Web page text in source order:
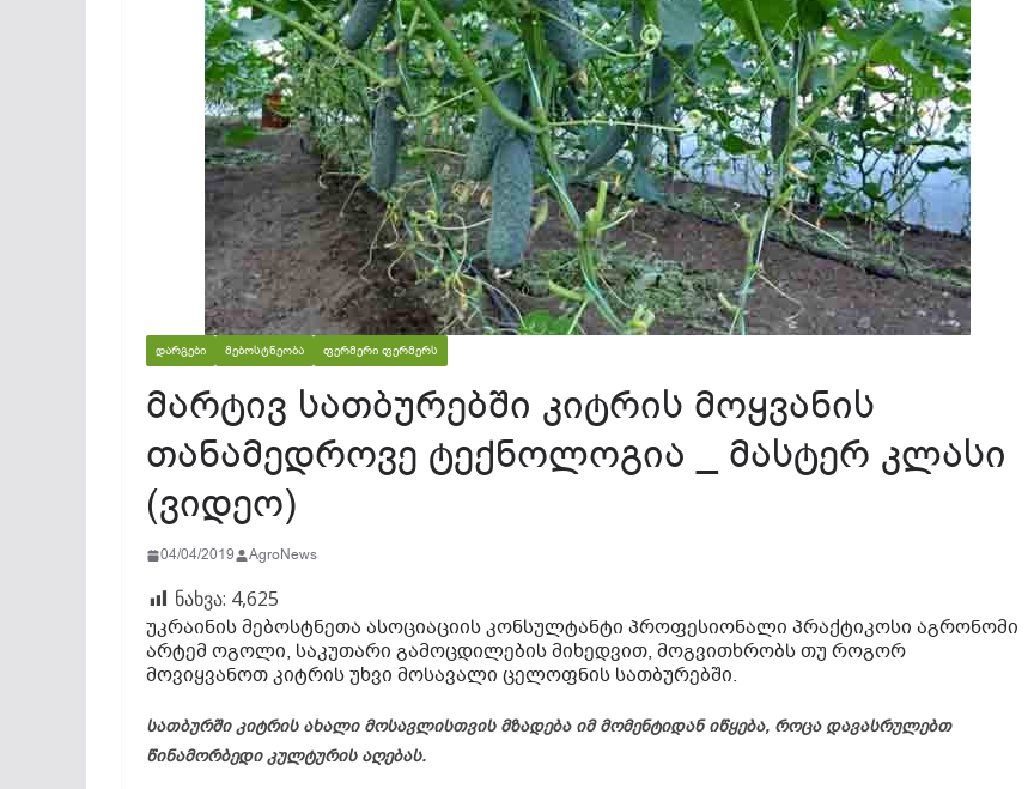
ᲓᲐᲠᲒᲔᲑᲘ ᲛᲔᲑᲝᲡᲢᲜᲔᲝᲑᲐ ᲤᲔᲠᲛᲔᲠᲘ ᲤᲔᲠᲛᲔᲠᲡ
მარტივ სათბურებში კიტრის მოყვანის
თანამედროვე ტექნოლოგია _ მასტერ კლასი
(ვიდეო)
04/04/2019 AgroNews
ნახვა: 4,625
უკრაინისმებოსტნეთა ასოციაციის კონსულტანტი პროფესიონალი პრაქტიკოსი აგრონომი
არტემ ოგოლი, საკუთარი გამოცდილების მიხედვით, მოგვითხრობს თუ როგორ
მოვიყვანოთ კიტრის უხვი მოსავალი ცელოფნის სათბურებში.
სათბურში კიტრის ახალი მოსავლისთვის მზადება იმ მომენტიდან იწყება, როცა დავასრულებთ
წინამორბედი კულტურის აღებას.